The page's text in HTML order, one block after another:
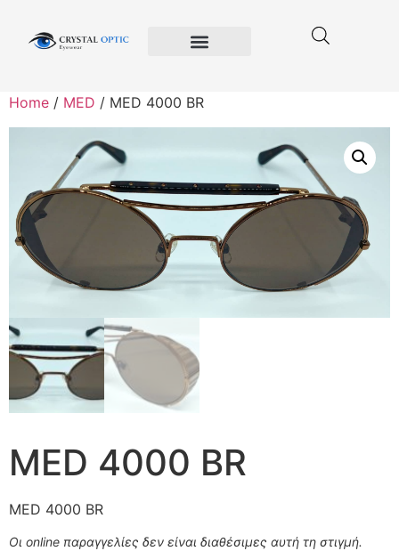
Home / MED / MED 4000 BR
MED 4000 BR
MED 4000 BR
Οι online παραγγελίες δεν είναι διαθέσιμες αυτή τη στιγμή.